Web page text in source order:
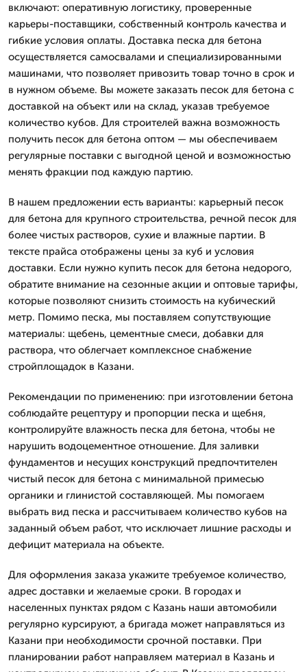
включают: оперативную логистику, проверенные
карьеры-поставщики, собственный контроль качества и
гибкие условия оплаты. Доставка песка для бетона
осуществляется самосвалами и специализированными
машинами, что позволяет привозить товар точно в срок и
в нужном объеме. Вы можете заказать песок для бетона с
доставкой на объект или на склад, указав требуемое
количество кубов. Для строителей важна возможность
получить песок для бетона оптом — мы обеспечиваем
регулярные поставки с выгодной ценой и возможностью
менять фракции под каждую партию.
В нашем предложении есть варианты: карьерный песок
для бетона для крупного строительства, речной песок для
более чистых растворов, сухие и влажные партии. В
тексте прайса отображены цены за куб и условия
доставки. Если нужно купить песок для бетона недорого,
обратите внимание на сезонные акции и оптовые тарифы,
которые позволяют снизить стоимость на кубический
метр. Помимо песка, мы поставляем сопутствующие
материалы: щебень, цементные смеси, добавки для
раствора, что облегчает комплексное снабжение
стройплощадок в Казани.
Рекомендации по применению: при изготовлении бетона
соблюдайте рецептуру и пропорции песка и щебня,
контролируйте влажность песка для бетона, чтобы не
нарушить водоцементное отношение. Для заливки
фундаментов и несущих конструкций предпочтителен
чистый песок для бетона с минимальной примесью
органики и глинистой составляющей. Мы помогаем
выбрать вид песка и рассчитываем количество кубов на
заданный объем работ, что исключает лишние расходы и
дефицит материала на объекте.
Для оформления заказа укажите требуемое количество,
адрес доставки и желаемые сроки. В городах и
населенных пунктах рядом с Казань наши автомобили
регулярно курсируют, а бригада может направляться из
Казани при необходимости срочной поставки. При
планировании работ направляем материал в Казань и